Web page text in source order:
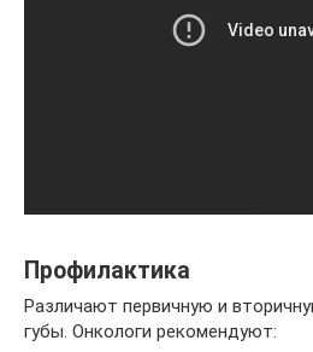
Профилактика
Различают первичную и
губы. Онкологи рекомендуют: